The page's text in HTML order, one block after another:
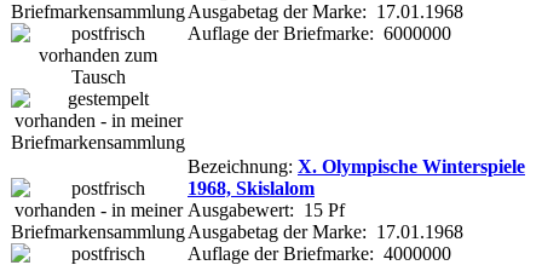
Ausgabetag der Marke: 17.01.1968
Auflage der Briefmarke: 6000000
Bezeichnung: X. Olympische Winterspiele
1968, Skislalom
Ausgabewert: 15 Pf
Ausgabetag der Marke: 17.01.1968
Auflage der Briefmarke: 4000000